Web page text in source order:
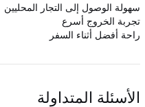
سهولة الوصول إلى التجار المحليين
تجربة الخروج أسرع
راحة أفضل أثناء السفر
الأسئلة المتداولة